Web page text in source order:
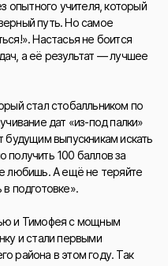
опытного учителя, который
путь. Но самое
Настасья не боится
а её результат — лучшее
стал стобалльником по
дат «из-под палки»
выпускникам искать
получить 100 баллов за
любишь. А ещё не теряйте
подготовке».
и Тимофея с мощным
и стали первыми
района в этом году. Так